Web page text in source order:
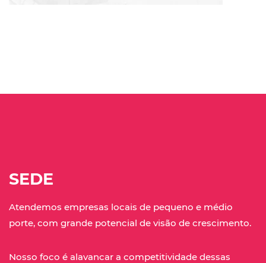
SEDE
Atendemos empresas locais de pequeno e médio
porte, com grande potencial de visão de crescimento.
Nosso foco é alavancar a competitividade dessas